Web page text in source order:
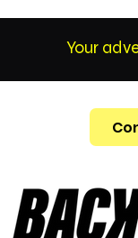
Your